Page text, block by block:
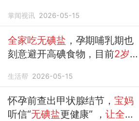
掌闻视讯 2026-05-15
全家吃无碘盐 ，孕期哺乳期也
刻意避开高碘食物，目前2岁
减
生活帮 2026-05-15
怀孕前查出甲状腺结节， 宝妈
听信“无碘盐更健康” ， 让全家